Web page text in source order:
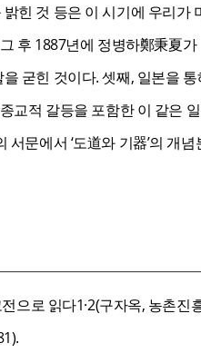
힌 것 등은 이 시기에 우리가
후 1887년에 정병하鄭秉夏가
굳힌 것이다. 셋째, 일본을
적 갈등을 포함한 이 같은
문에서 ‘도道와 기器’의 개
으로 읽다1·2(구자옥, 농촌